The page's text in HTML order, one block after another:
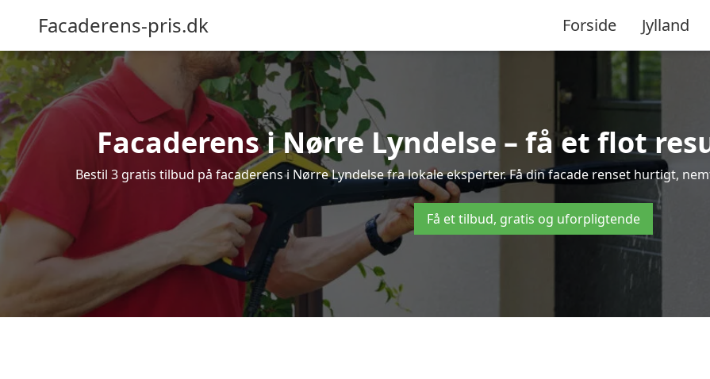
Facaderens-pris.dk Forside Jylland
Facaderens i Nørre Lyndelse – få et flot
Bestil 3 gratis tilbud på facaderens i Nørre Lyndelse fra lokale eksperter. Få din facade renset hurtigt,
Få et tilbud, gratis og uforpligtende